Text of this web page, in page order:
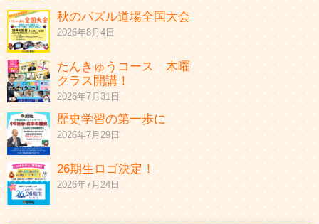
秋のパズル道場全国大会
2026年8月4日
たんきゅうコース 木曜
クラス開講！
2026年7月31日
歴史学習の第一歩に
2026年7月29日
26期生ロゴ決定！
2026年7月24日